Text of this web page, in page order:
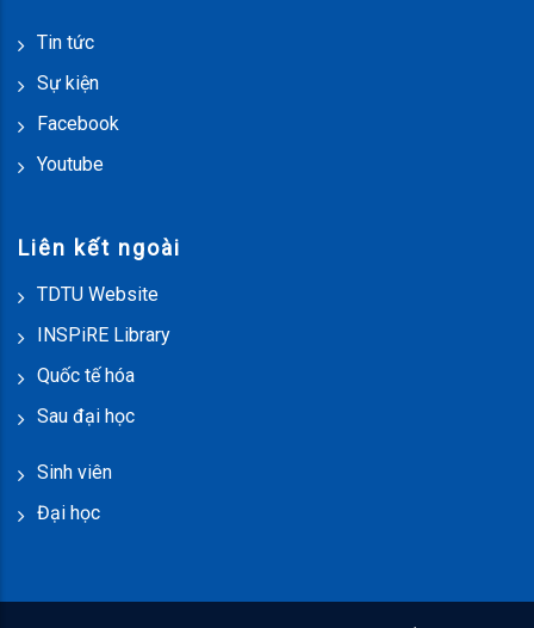
Tin tức
Sự kiện
Facebook
Youtube
Liên kết ngoài
TDTU Website
INSPiRE Library
Quốc tế hóa
Sau đại học
Sinh viên
Đại học